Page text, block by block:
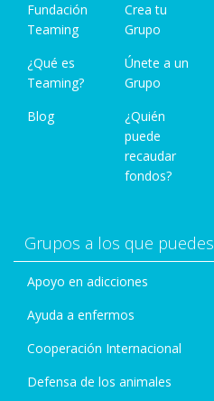
Fundación
Teaming
¿Qué es
Teaming?
Blog
Crea tu
Grupo
Únete a un
Grupo
¿Quién
puede
recaudar
fondos?
Grupos a los que
Apoyo en adicciones
Ayuda a enfermos
Cooperación Internacional
Defensa de los animales